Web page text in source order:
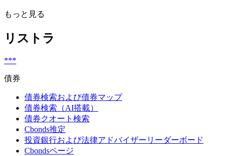
もっと見る
リストラ
***
債券
債券検索および債券マップ
債券検索（AI搭載）
債券クオート検索
Cbonds推定
投資銀行および法律アドバイザーリーダーボード
Cbondsページ